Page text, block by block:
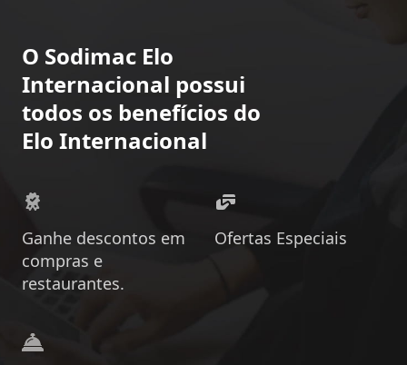
O Sodimac Elo
Internacional possui
todos os benefícios do
Elo Internacional
Ganhe descontos em
compras e
restaurantes.
Ofertas Especiais